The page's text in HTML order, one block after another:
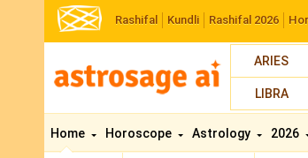
Rashifal Kundli Rashifal 2026
ARIES
LIBRA
Home Horoscope Astrology 2026